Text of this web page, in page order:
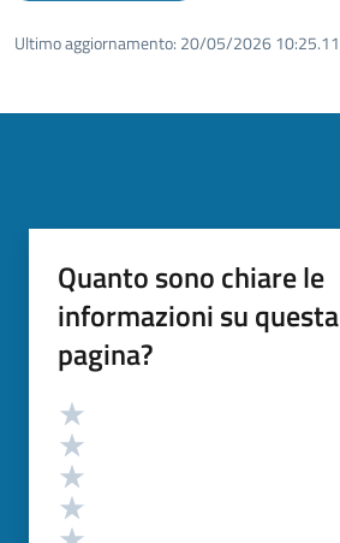
Ultimo aggiornamento: 20/05/2026 10:25.11
Quanto sono chiare le
informazioni su questa
pagina?
Valutazione